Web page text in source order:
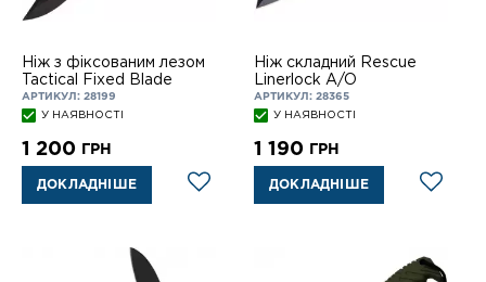
Ніж з фіксованим лезом
Tactical Fixed Blade
АРТИКУЛ: 28199
У НАЯВНОСТІ
1 200 ГРН
ДОКЛАДНІШЕ
Ніж складний Rescue
Linerlock A/O
АРТИКУЛ: 28365
У НАЯВНОСТІ
1 190 ГРН
ДОКЛАДНІШЕ